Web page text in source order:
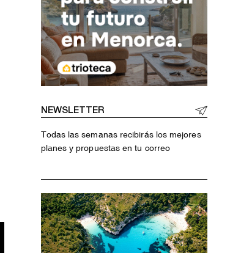
NEWSLETTER
Todas las semanas recibirás los mejores
planes y propuestas en tu correo